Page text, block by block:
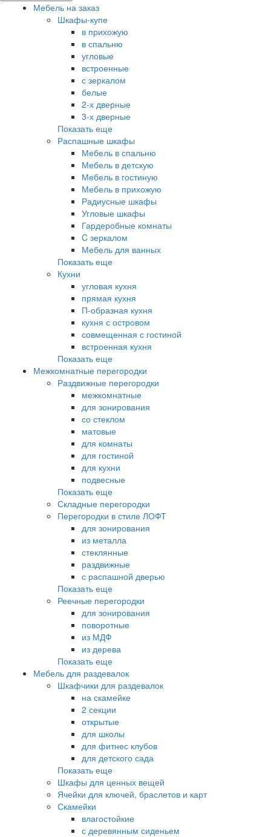
Мебель на заказ
Шкафы-купе
в прихожую
в спальню
угловые
встроенные
с зеркалом
белые
2-х дверные
3-х дверные
Показать еще
Распашные шкафы
Мебель в спальню
Мебель в детскую
Мебель в гостиную
Мебель в прихожую
Радиусные шкафы
Угловые шкафы
Гардеробные комнаты
C зеркалом
Мебель для ванных
Показать еще
Кухни
угловая кухня
прямая кухня
П-образная кухня
кухня с островом
совмещенная с гостиной
встроенная кухня
Показать еще
Межкомнатные перегородки
Раздвижные перегородки
межкомнатные
для зонирования
со стеклом
матовые
для комнаты
для гостиной
для кухни
подвесные
Показать еще
Складные перегородки
Перегородки в стиле ЛОФТ
для зонирования
из металла
стеклянные
раздвижные
с распашной дверью
Показать еще
Реечные перегородки
для зонирования
поворотные
из МДФ
из дерева
Показать еще
Мебель для раздевалок
Шкафчики для раздевалок
на скамейке
2 секции
открытые
для школы
для фитнес клубов
для детского сада
Показать еще
Шкафы для ценных вещей
Ячейки для ключей, браслетов и карт
Скамейки
влагостойкие
с деревянным сиденьем